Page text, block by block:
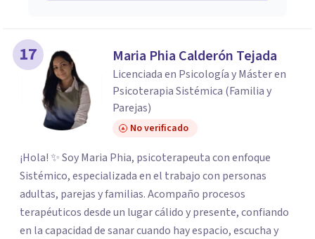
17 Maria Phia Calderón Tejada
Licenciada en Psicología y Máster en
Psicoterapia Sistémica (Familia y
Parejas)
No verificado
¡Hola! ✨ Soy Maria Phia, psicoterapeuta con enfoque
Sistémico, especializada en el trabajo con personas
adultas, parejas y familias. Acompaño procesos
terapéuticos desde un lugar cálido y presente, confiando
en la capacidad de sanar cuando hay espacio, escucha y